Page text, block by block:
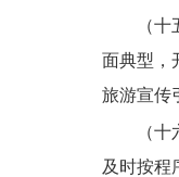
（
面典型，
旅游宣传
（
及时按程